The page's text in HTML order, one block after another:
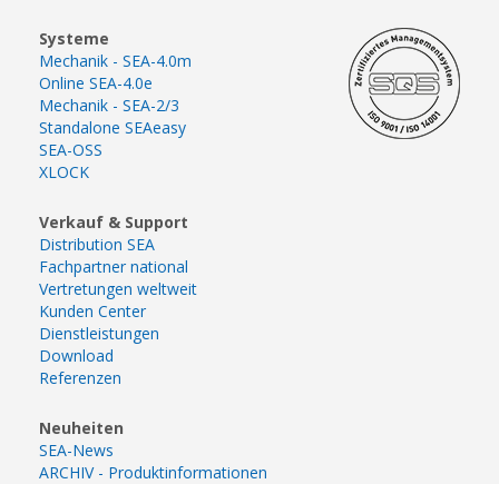
Systeme
Mechanik - SEA-4.0m
Online SEA-4.0e
Mechanik - SEA-2/3
Standalone SEAeasy
SEA-OSS
XLOCK
Verkauf & Support
Distribution SEA
Fachpartner national
Vertretungen weltweit
Kunden Center
Dienstleistungen
Download
Referenzen
Neuheiten
SEA-News
ARCHIV - Produktinformationen